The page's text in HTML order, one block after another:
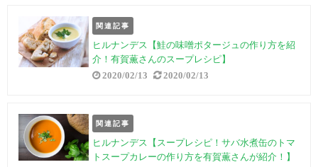
関連記事
ヒルナンデス【鮭の味噌ポタージュの作り方を紹
介！有賀薫さんのスープレシピ】
2020/02/13 2020/02/13
関連記事
ヒルナンデス【スープレシピ！サバ水煮缶のトマ
トスープカレーの作り方を有賀薫さんが紹介！】